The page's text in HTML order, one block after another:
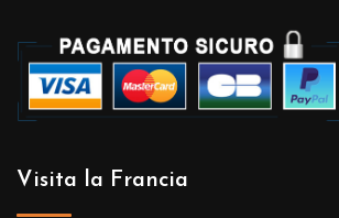
Visita la Francia